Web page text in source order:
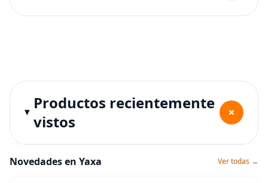
Productos recientemente
vistos
+
Novedades en Yaxa Ver todas →